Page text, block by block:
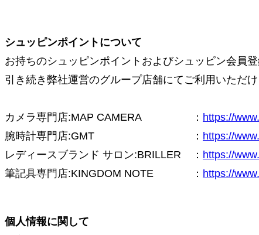
シュッピンポイントについて
お持ちのシュッピンポイントおよびシュッピン会員登
引き続き弊社運営のグループ店舗にてご利用いただけ
カメラ専門店:MAP CAMERA ： https://
腕時計専門店:GMT
： https://
レディースブランド サロン:BRILLER
： https://
筆記具専門店:KINGDOM NOTE
： https://
個人情報に関して